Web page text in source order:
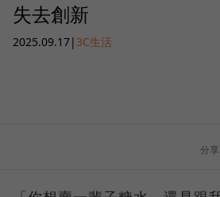
失去創新
2025.09.17| 3C生活
分享